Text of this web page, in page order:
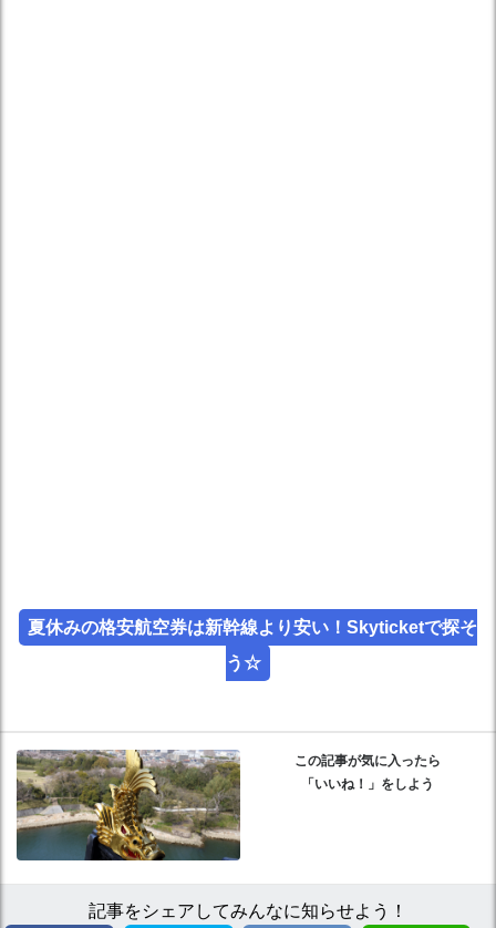
夏休みの格安航空券は新幹線より安い！Skyticketで探そ
う☆
この記事が気に入ったら
「いいね！」をしよう
記事をシェアしてみんなに知らせよう！